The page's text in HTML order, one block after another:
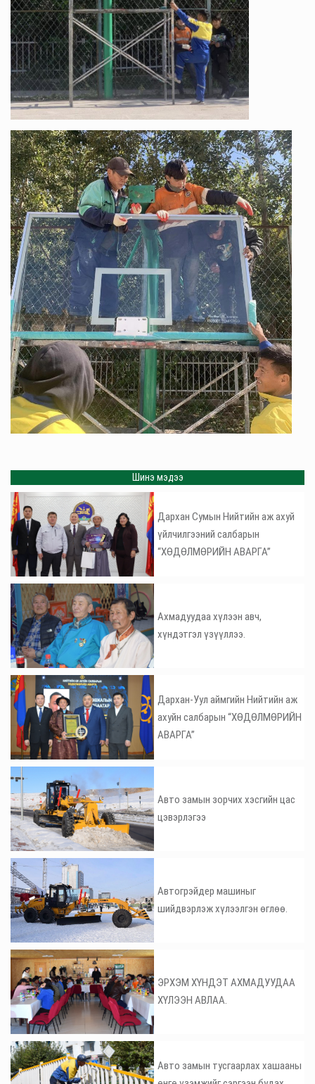
Шинэ мэдээ
Дархан Сумын Нийтийн аж ахуй
үйлчилгээний салбарын
“ХӨДӨЛМӨРИЙН АВАРГА”
Ахмадуудаа хүлээн авч,
хүндэтгэл үзүүллээ.
Дархан-Уул аймгийн Нийтийн аж
ахуйн салбарын “ХӨДӨЛМӨРИЙН
АВАРГА”
Авто замын зорчих хэсгийн цас
цэвэрлэгээ
Автогрэйдер машиныг
шийдвэрлэж хүлээлгэн өглөө.
ЭРХЭМ ХҮНДЭТ АХМАДУУДАА
ХҮЛЭЭН АВЛАА.
Авто замын тусгаарлах хашааны